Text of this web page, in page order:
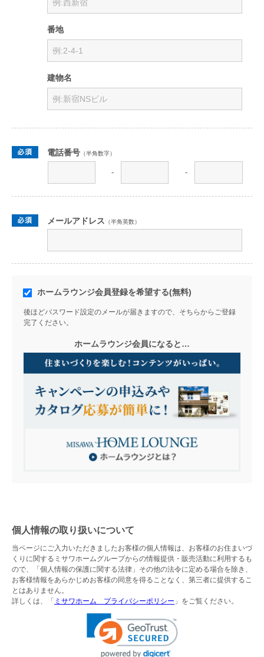
番地
建物名
電話番号 （半角数字）
- -
メールアドレス （半角英数）
ホームラウンジ会員登録を希望する(無料)
後ほどパスワード設定のメールが届きますので、そちらからご登録
完了ください。
ホームラウンジ会員になると…
個人情報の取り扱いについて
当ページにご入力いただきましたお客様の個人情報は、お客様のお住まいづ
くりに関するミサワホームグループからの情報提供・販売活動に利用するも
ので、「個人情報の保護に関する法律」その他の法令に定める場合を除き、
お客様情報をあらかじめお客様の同意を得ることなく、第三者に提供するこ
とはありません。
詳しくは、「 ミサワホーム プライバシーポリシー 」をご覧ください。